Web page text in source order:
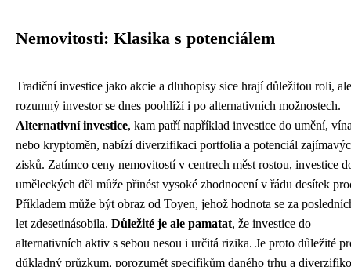
Nemovitosti: Klasika s potenciálem
Tradiční investice jako akcie a dluhopisy sice hrají důležitou roli, ale
rozumný investor se dnes poohlíží i po alternativních možnostech.
Alternativní investice, kam patří například investice do umění,
nebo kryptoměn, nabízí diverzifikaci portfolia a potenciál
zisků. Zatímco ceny nemovitostí v centrech měst rostou, investice
uměleckých děl může přinést vysoké zhodnocení v řádu desítek
Příkladem může být obraz od Toyen, jehož hodnota se za
let zdesetinásobila. Důležité je ale pamatat, že investice do
alternativních aktiv s sebou nesou i určitá rizika. Je proto důležité
důkladný průzkum, porozumět specifikům daného trhu a